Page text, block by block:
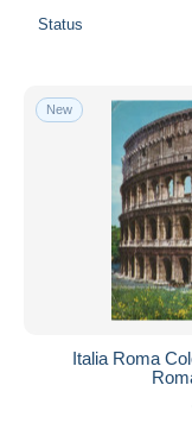
Status
New
Italia Roma